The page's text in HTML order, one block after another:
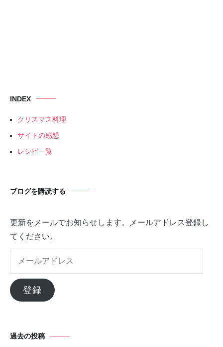
INDEX
クリスマス料理
サイトの感想
レシピ一覧
ブログを購読する
更新をメールでお知らせします。メールアドレス登録し
てください。
ル
ア
ス
登録
過去の投稿